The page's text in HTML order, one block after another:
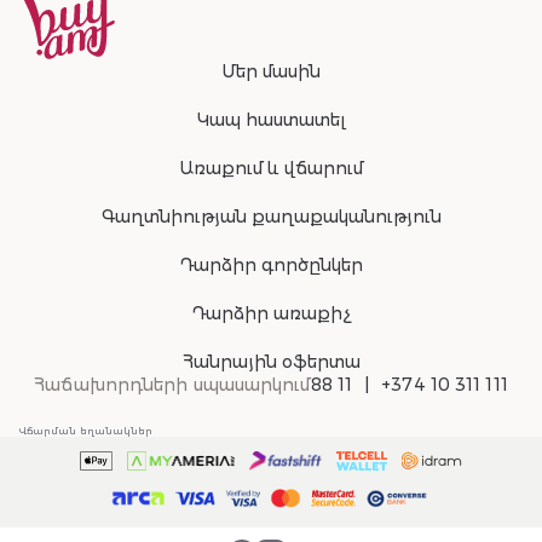
Մեր մասին
Կապ հաստատել
Առաքում և վճարում
Գաղտնիության քաղաքականություն
Դարձիր գործընկեր
Դարձիր առաքիչ
Հանրային օֆերտա
Հաճախորդների սպասարկում88 11 +374 10 311 111
Վճարման եղանակներ